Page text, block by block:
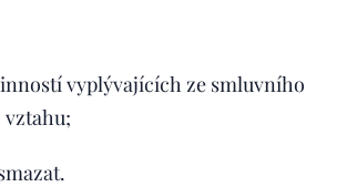
vyplývajících ze smluvního
vztahu;